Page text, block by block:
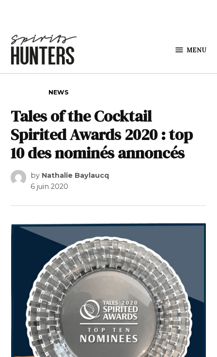
MENU
NEWS
Tales of the Cocktail
Spirited Awards 2020 : top
10 des nominés annoncés
by Nathalie Baylaucq
6 juin 2020